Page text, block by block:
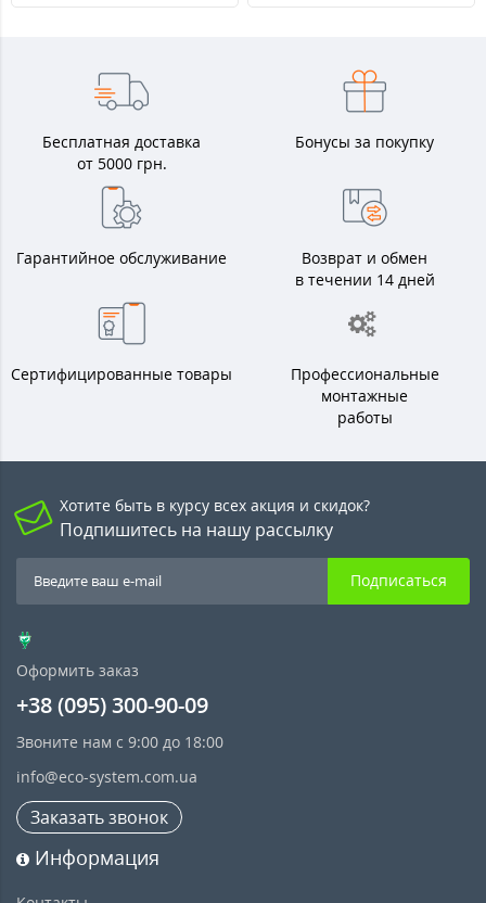
Бесплатная доставка
от 5000 грн.
Бонусы за покупку
Гарантийное обслуживание
Возврат и обмен
в течении 14 дней
Сертифицированные товары
Профессиональные
монтажные
работы
Хотите быть в курсу всех акция и скидок?
Подпишитесь на нашу рассылку
Подписаться
Оформить заказ
+38 (095) 300-90-09
Звоните нам с 9:00 до 18:00
info@eco-system.com.ua
Заказать звонок
Информация